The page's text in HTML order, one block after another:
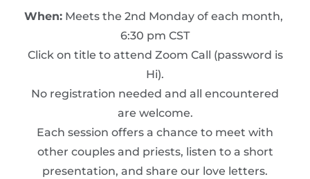
When: Meets the 2nd Monday of each month,
6:30 pm CST
Click on title to attend Zoom Call (password is
Hi).
No registration needed and all encountered
are welcome.
Each session offers a chance to meet with
other couples and priests, listen to a short
presentation, and share our love letters.